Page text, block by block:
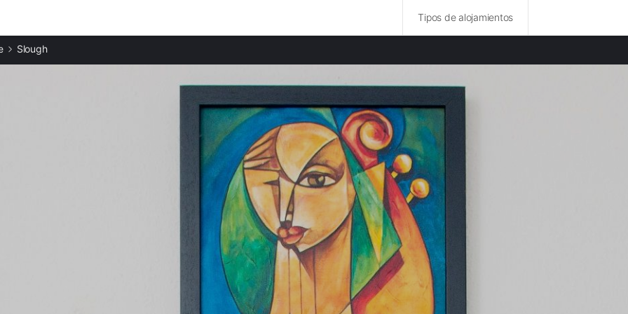
Tipos de alojamientos
Apartamentos en Windsor
Apartamentos en Wokingham
Slough